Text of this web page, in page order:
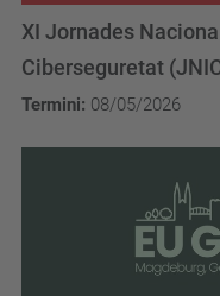
XI Jornades
Ciberseguretat
Termini: 08/05/2026